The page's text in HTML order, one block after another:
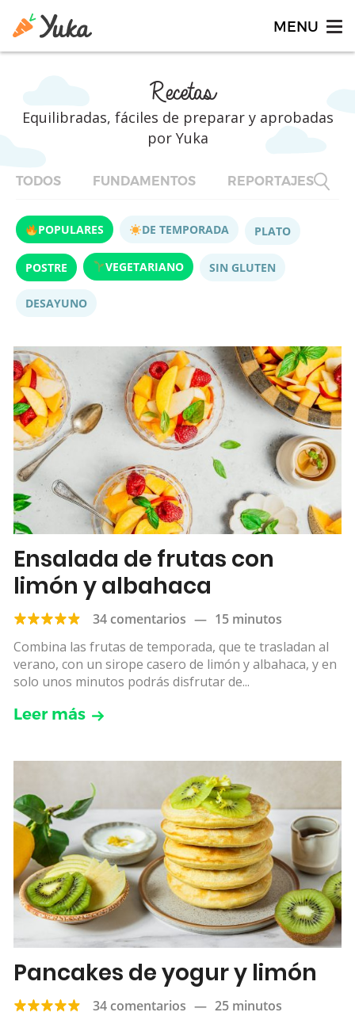
Recetas
Equilibradas, fáciles de preparar y aprobadas
por Yuka
TODOS FUNDAMENTOS REPORTAJES
POPULARES DE TEMPORADA PLATO
POSTRE VEGETARIANO SIN GLUTEN
DESAYUNO
Ensalada de frutas con
limón y albahaca
34 comentarios — 15 minutos
Combina las frutas de temporada, que te trasladan al
verano, con un sirope casero de limón y albahaca, y en
solo unos minutos podrás disfrutar de...
Leer más
Pancakes de yogur y limón
34 comentarios — 25 minutos